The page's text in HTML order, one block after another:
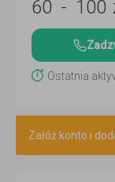
60 - 100
Ostatnia
Załóż konto i